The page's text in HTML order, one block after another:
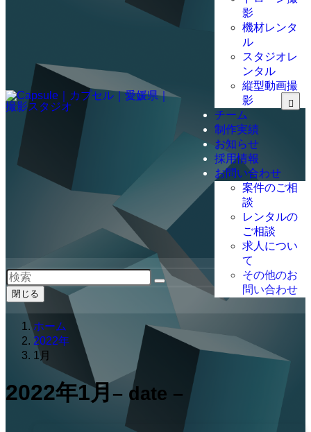
影
機材レンタ
ル
スタジオレ
ンタル
縦型動画撮
影
チーム
制作実績
お知らせ
採用情報
お問い合わせ
案件のご相
談
レンタルの
ご相談
求人につい
て
その他のお
問い合わせ
ホーム
2022年
1月
2022年1月 – date –
閉じる